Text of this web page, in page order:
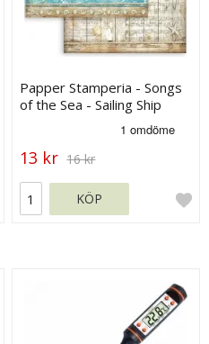
Papper Stamperia - Songs
of the Sea - Sailing Ship
13 kr 16 kr
KÖP